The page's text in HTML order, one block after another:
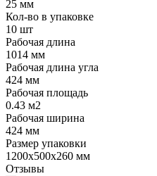
25 мм
Кол-во в упаковке
10 шт
Рабочая длина
1014 мм
Рабочая длина угла
424 мм
Рабочая площадь
0.43 м2
Рабочая ширина
424 мм
Размер упаковки
1200x500x260 мм
Отзывы